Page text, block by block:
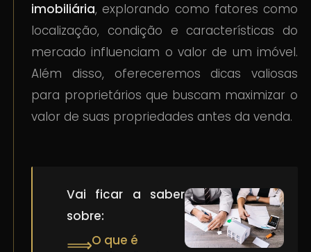
imobiliária, explorando como fatores como
localização, condição e características do
mercado influenciam o valor de um imóvel.
Além disso, ofereceremos dicas valiosas
para proprietários que buscam maximizar o
valor de suas propriedades antes da venda.
Vai ficar a saber
sobre:
⟹O que é